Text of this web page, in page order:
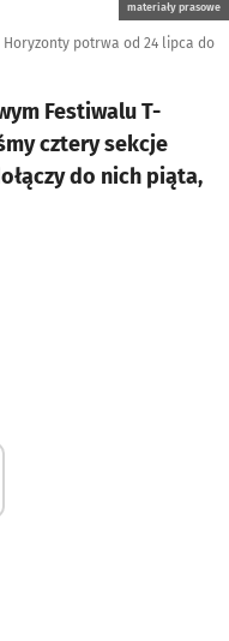
materiały prasowe
potrwa od 24 lipca do
Festiwalu T-
cztery sekcje
do nich piąta,